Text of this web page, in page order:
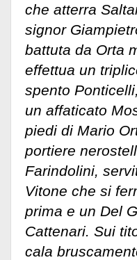
che atterra
signor
battuta da Orta
effettua un
spento
un affaticato
piedi di Mario
portiere
Farindolini,
Vitone che si
prima e un Del
Cattenari. Sui
cala